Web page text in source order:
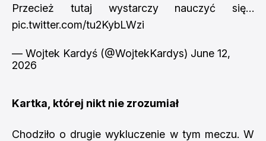
Przecież tutaj wystarczy nauczyć się…
pic.twitter.com/tu2KybLWzi
— Wojtek Kardyś (@WojtekKardys) June 12,
2026
Kartka, której nikt nie zrozumiał
Chodziło o drugie wykluczenie w tym meczu. W